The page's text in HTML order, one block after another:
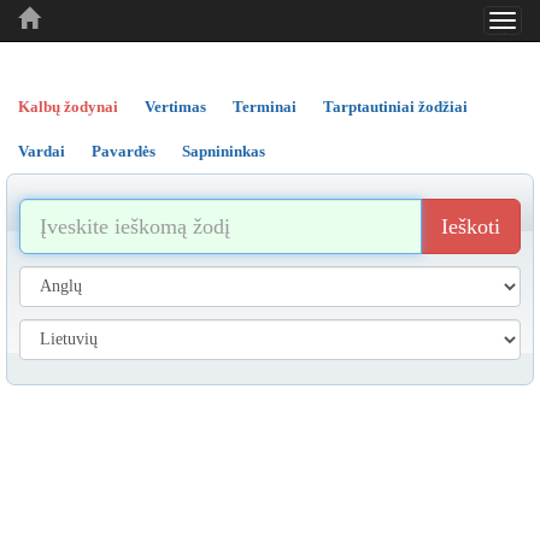
..
..
Kalbų žodynai Vertimas Terminai Tarptautiniai žodžiai
Vardai Pavardės Sapnininkas
Ieškoti